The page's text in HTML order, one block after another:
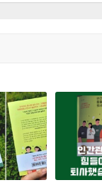
을 발하기 시작한
라, 사람이라는 실
을 수 없는 값진 경